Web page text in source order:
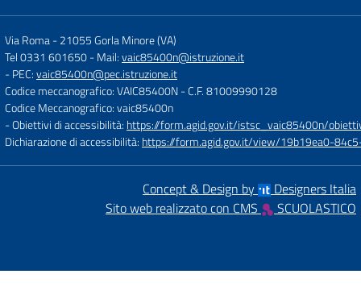
Via Roma-21055 Gorla Minore (VA)
Tel 0331 601650- Mail:vaic85400n@istruzione.it
- PEC:vaic85400n@pec.istruzione.it
Codice meccanografico: VAIC85400N- C.F. 81009990128
Codice Meccanografico: vaic85400n
- Obiettivi di accessibilità: https://form.agid.gov.it/istsc_vaic85400n/
Dichiarazione di accessibilità: https://form.agid.gov.it/view/19b19ea0-
Concept & Design by
Designers Italia
Sito web realizzato con CMS
SCUOLASTICO